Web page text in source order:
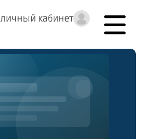
личный кабинет